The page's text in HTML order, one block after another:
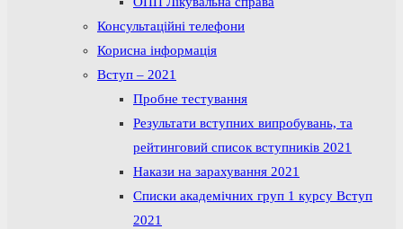
Консультаційні телефони
Корисна інформація
Вступ – 2021
Пробне тестування
Результати вступних випробувань, та
рейтинговий список вступників 2021
Накази на зарахування 2021
Списки академічних груп 1 курсу Вступ
2021